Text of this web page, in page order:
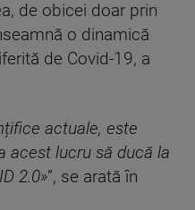
de obicei doar prin
o dinamică
de Covid-19, a
actuale, este
acest lucru să ducă la
2.0»”, se arată în